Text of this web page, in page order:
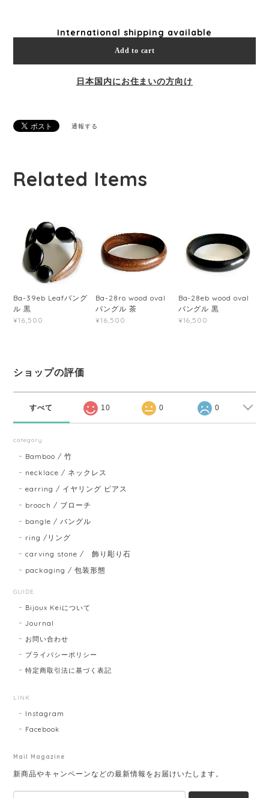
International shipping available
Add to cart
日本国内にお住まいの方向け
通報する
Related Items
Ba-39eb Leafバング
ル 黒
¥16,500
Ba-28ro wood oval
バングル 茶
¥16,500
Ba-28eb wood oval
バングル 黒
¥16,500
ショップの評価
すべて 10 0 0
category
Bamboo / 竹
necklace / ネックレス
earring / イヤリング ピアス
brooch / ブローチ
bangle / バングル
ring /リング
carving stone / 飾り彫り石
packaging / 包装形態
GUIDE
Bijoux Keiについて
Journal
お問い合わせ
プライバシーポリシー
特定商取引法に基づく表記
LINK
Instagram
Facebook
Mail Magazine
新商品やキャンペーンなどの最新情報をお届けいたします。